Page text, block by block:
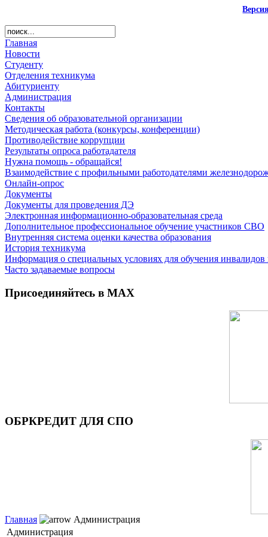
Главная
Новости
Студенту
Отделения техникума
Абитуриенту
Администрация
Контакты
Сведения об образовательной организации
Методическая работа (конкурсы, конференции)
Противодействие коррупции
Результаты опроса работадателя
Нужна помощь - обращайся!
Взаимодействие с профильными работодателями
Онлайн-опрос
Документы
Документы для проведения ДЭ
Электронная информационно-образовательная среда
Дополнительное профессиональное обучение участников СВО
Внутренняя система оценки качества образования
История техникума
Информация о специальных условиях для обучения
Часто задаваемые вопросы
Присоединяйтесь в MAX
ОБРКРЕДИТ ДЛЯ СПО
Главная
Администрация
Администрация